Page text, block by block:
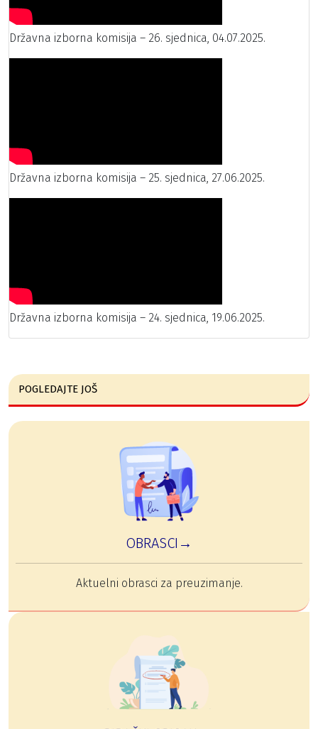
Državna izborna komisija – 26. sjednica, 04.07.2025.
Državna izborna komisija – 25. sjednica, 27.06.2025.
Državna izborna komisija – 24. sjednica, 19.06.2025.
POGLEDAJTE JOŠ
OBRASCI→
Aktuelni obrasci za preuzimanje.